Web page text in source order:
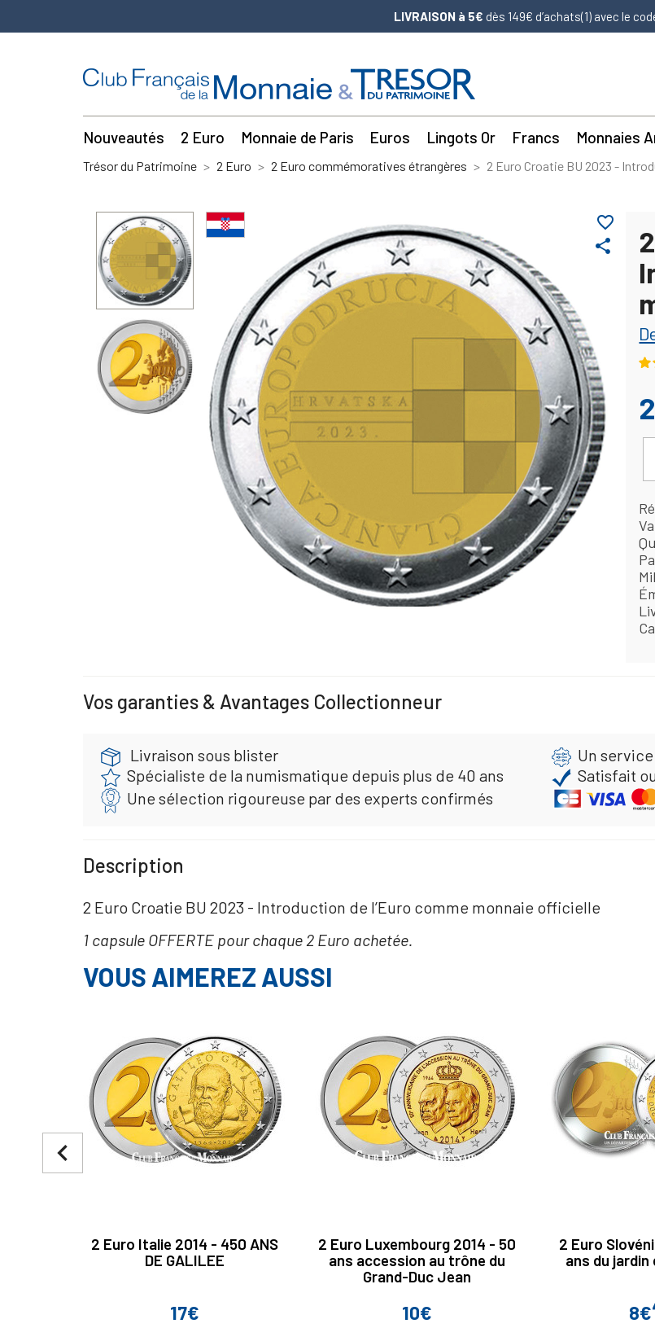
LIVRAISON à 5€ dès 149€ d’achats(1) avec le
Nouveautés 2 Euro Monnaie de Paris Euros Lingots Or Francs Monnaies
Trésor du Patrimoine 2 Euro 2 Euro commémoratives étrangères 2 Euro Croatie BU 2023 -
share
favorite_border
Vos garanties & Avantages Collectionneur
Livraison sous blister
Un
Spécialiste de la numismatique depuis plus de 40 ans
Satisfait
Une sélection rigoureuse par des experts confirmés
Description
2 Euro Croatie BU 2023 - Introduction de l’Euro comme monnaie officielle
1 capsule OFFERTE pour chaque 2 Euro achetée.
VOUS AIMEREZ AUSSI
2 Euro Italie 2014 - 450 ANS
DE GALILEE
Prix
17€
2 Euro Luxembourg 2014 - 50
ans accession au trône du
Grand-Duc Jean
Prix
10€
2 Euro
ans du jardin
Prix
8€
navigate_before